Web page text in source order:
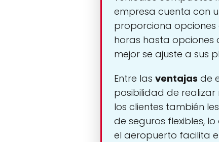
empresa cuenta con
proporciona
horas hasta opciones
mejor se ajuste a sus
Entre las ventajas de
posibilidad de
los clientes también
de seguros flexibles,
el aeropuerto facilita